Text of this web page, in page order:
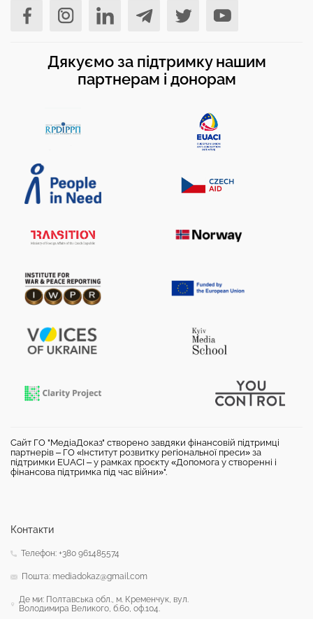
Дякуємо за підтримку нашим
партнерам і донорам
Сайт ГО "МедіаДоказ" створено завдяки фінансовій підтримці
партнерів – ГО «Інститут розвитку регіональної преси» за
підтримки EUACI – у рамках проєкту «Допомога у створенні і
фінансова підтримка під час війни»".
Контакти
Телефон: +380 961485574
Пошта: mediadokaz@gmail.com
Де ми: Полтавська обл., м. Кременчук, вул.
Володимира Великого, б.60, оф.104.